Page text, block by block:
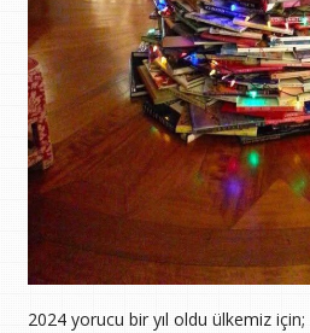
2024 yorucu bir yıl oldu ülkemiz